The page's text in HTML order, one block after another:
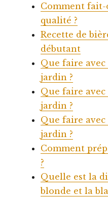
Comment fait-
qualité ?
Recette de
débutant
Que faire avec
jardin ?
Que faire avec
jardin ?
Que faire
jardin ?
Comment
?
Quelle est la
blonde et la